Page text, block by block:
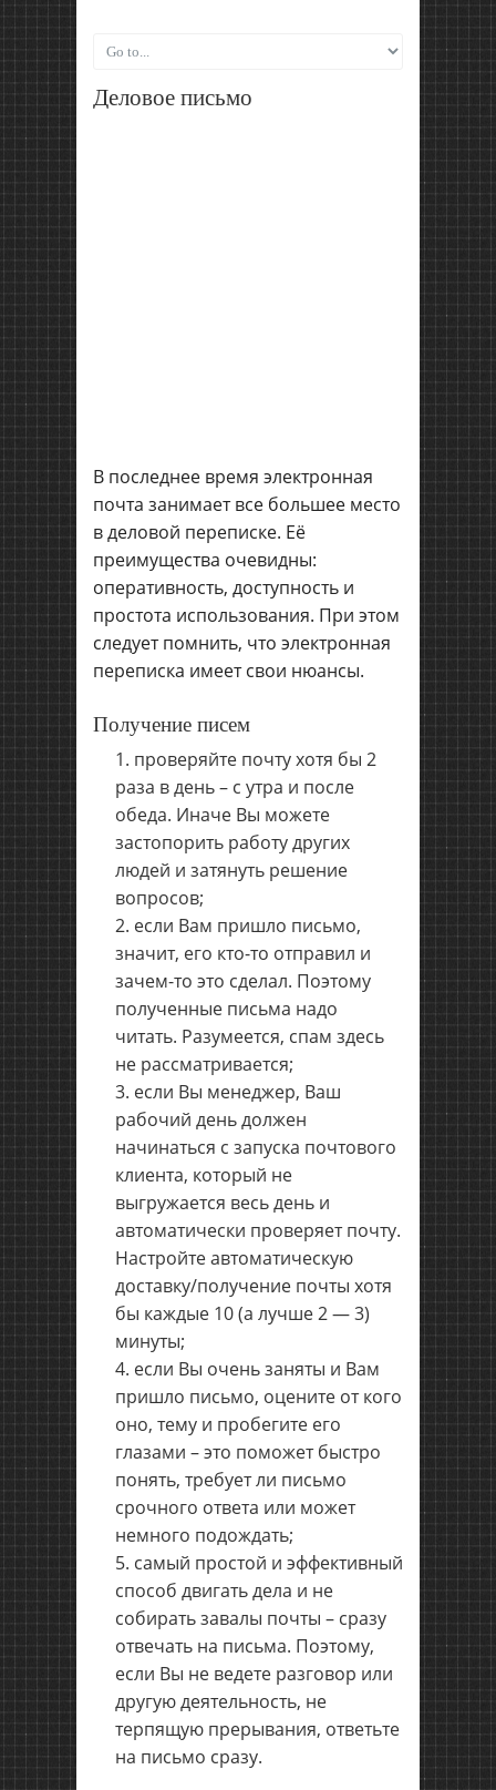
Деловое письмо
В последнее время электронная
почта занимает все большее место
в деловой переписке. Её
преимущества очевидны:
оперативность, доступность и
простота использования. При этом
следует помнить, что электронная
переписка имеет свои нюансы.
Получение писем
проверяйте почту хотя бы 2
раза в день – с утра и после
обеда. Иначе Вы можете
застопорить работу других
людей и затянуть решение
вопросов;
если Вам пришло письмо,
значит, его кто-то отправил и
зачем-то это сделал. Поэтому
полученные письма надо
читать. Разумеется, спам здесь
не рассматривается;
если Вы менеджер, Ваш
рабочий день должен
начинаться с запуска почтового
клиента, который не
выгружается весь день и
автоматически проверяет почту.
Настройте автоматическую
доставку/получение почты хотя
бы каждые 10 (а лучше 2 — 3)
минуты;
если Вы очень заняты и Вам
пришло письмо, оцените от кого
оно, тему и пробегите его
глазами – это поможет быстро
понять, требует ли письмо
срочного ответа или может
немного подождать;
самый простой и эффективный
способ двигать дела и не
собирать завалы почты – сразу
отвечать на письма. Поэтому,
если Вы не ведете разговор или
другую деятельность, не
терпящую прерывания, ответьте
на письмо сразу.